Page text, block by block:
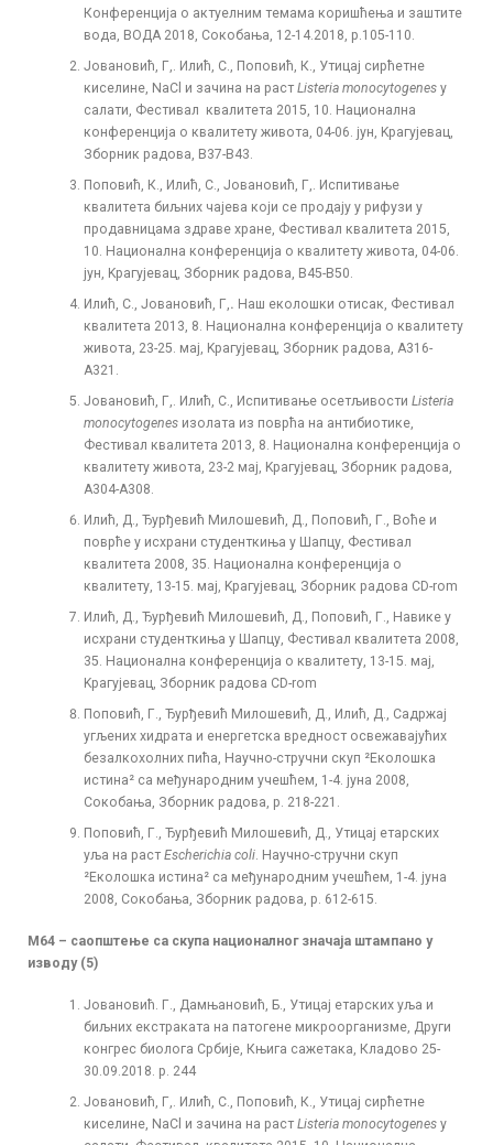
Конференција о актуелним темама коришћења и заштите
вода, ВОДА 2018, Сокобања, 12-14.2018, p.105-110.
Јовановић, Г,. Илић, С., Поповић, К., Утицај сирћетне
киселине, NaCl и зачина на раст Listeria monocytogenesу
салати, Фестивал квалитета 2015, 10. Национална
конференција о квалитету живота, 04-06. јун, Kрагујевац,
Зборник радова, B37-B43.
Поповић, К., Илић, С., Јовановић, Г,. Испитивање
квалитета биљних чајева који се продају у рифузи у
продавницама здраве хране, Фестивал квалитета 2015,
10. Национална конференција о квалитету живота, 04-06.
јун, Kрагујевац, Зборник радова, B45-B50.
Илић, С., Јовановић, Г, . Наш еколошки отисак, Фестивал
квалитета 2013, 8. Национална конференција о квалитету
живота, 23-25. мaj, Kрагујевац, Зборник радова, A316-
A321.
Јовановић, Г,. Илић, С., Испитивање осетљивости Listeria
monocytogenesизолата из поврћа на антибиотике,
Фестивал квалитета 2013, 8. Национална конференција о
квалитету живота, 23-2 мaj, Kрагујевац, Зборник радова,
A304-A308.
Илић, Д., Ђурђевић Милошевић, Д., Поповић, Г., Воће и
поврће у исхрани студенткиња у Шапцу, Фестивал
квалитета 2008, 35. Национална конференција о
квалитету, 13-15. мај, Kрагујевац, Зборник радова CD-rom
Илић, Д., Ђурђевић Милошевић, Д., Поповић, Г., Навике у
исхрани студенткиња у Шапцу, Фестивал квалитета 2008,
35. Национална конференција о квалитету, 13-15. мај,
Kрагујевац, Зборник радова CD-rom
Поповић, Г., Ђурђевић Милошевић, Д., Илић, Д., Садржај
угљених хидрата и енергетска вредност освежавајућих
безалкохолних пића, Научно-стручни скуп ²Eколошка
истина² са међународним учешћем, 1-4. јуна 2008,
Сокобања, Зборник радова, p. 218-221.
Поповић, Г., Ђурђевић Милошевић, Д., Утицај етарских
уља на раст Escherichia coli. Научно-стручни скуп
²Eколошка истина² са међународним учешћем, 1-4. јуна
2008, Сокобања, Зборник радова, p. 612-615.
М64 – саопштење са скупа националног значаја штампано у
изводу (5)
Јовановић. Г., Дамњановић, Б., Утицај етарских уља и
биљних екстраката на патогене микроорганизме, Други
конгрес биолога Србије, Књига сажетака, Кладово 25-
30.09.2018. p. 244
Јовановић, Г,. Илић, С., Поповић, К., Утицај сирћетне
киселине, NaCl и зачина на раст Listeria monocytogenesу